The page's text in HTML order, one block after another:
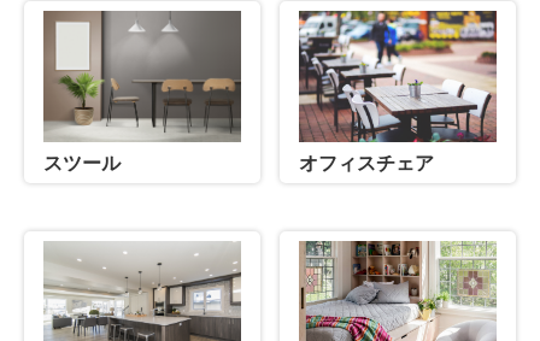
スツール オフィスチェア